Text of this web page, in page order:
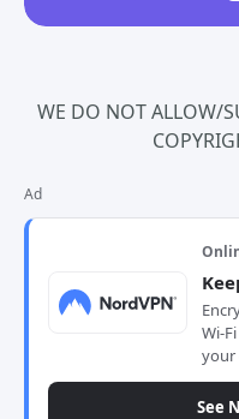
WE DO NOT ALLOW/
Ad
Wi-
your
See